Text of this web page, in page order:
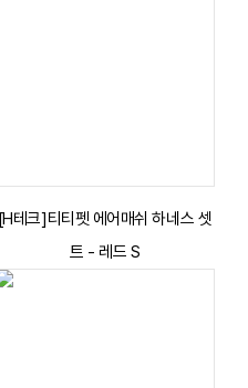
[H테크]티티펫 에어매쉬 하네스 셋
트 - 레드 S